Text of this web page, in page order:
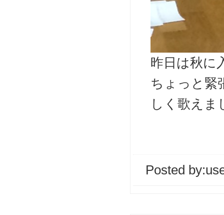
昨日は秋に
ちょっと緊
しく歌えま
Posted by: